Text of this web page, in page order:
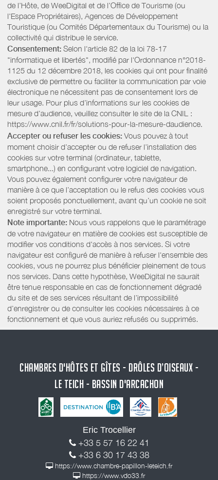
de l’Hôte, de WeeDigital et de l’Office de Tourisme (ou
l'Espace Propriétaires), Agences de Développement
Touristique (ou Comités Départementaux du Tourisme) ou la
collectivité qui distribue le service.
Consentement: Selon l'article 82 de la loi 78-17
"informatique et libertés", modifié par l'Ordonnance n°2018-
1125 du 12 décembre 2018, les cookies qui ont pour finalité
exclusive de permettre ou faciliter la communication par voie
électronique ne nécessitent pas de consentement lors de
leur usage. Pour plus d’informations sur les cookies de
mesure d’audience, veuillez consulter le site de la CNIL :
https://www.cnil.fr/fr/solutions-pour-la-mesure-daudience.
Accepter ou refuser les cookies: Vous pouvez à tout
moment choisir d’accepter ou de refuser l’installation des
cookies sur votre terminal (ordinateur, tablette,
smartphone...) en configurant votre logiciel de navigation.
Vous pouvez également configurer votre navigateur de
manière à ce que l’acceptation ou le refus des cookies vous
soient proposés ponctuellement, avant qu’un cookie ne soit
enregistré sur votre terminal.
Note importante: Nous vous rappelons que le paramétrage
de votre navigateur en matière de cookies est susceptible de
modifier vos conditions d'accès à nos services. Si votre
navigateur est configuré de manière à refuser l'ensemble des
cookies, vous ne pourrez plus bénéficier pleinement de tous
nos services. Dans cette hypothèse, WeeDigital ne saurait
être tenue responsable en cas de fonctionnement dégradé
du site et de ses services résultant de l’impossibilité
d’enregistrer ou de consulter les cookies nécessaires à ce
fonctionnement et que vous auriez refusés ou supprimés.
CHAMBRES D'HÔTES ET GÎTES - DRÔLES D’OISEAUX -
LE TEICH - BASSIN D'ARCACHON
Eric Trocellier
+33 5 57 16 22 41
+33 6 30 17 43 38
https://www.chambre-papillon-leteich.fr
https://www.vdo33.fr